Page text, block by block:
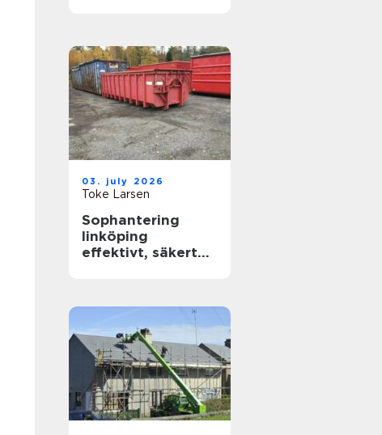
03. july 2026
Toke Larsen
Sophantering
linköping
effektivt, säkert